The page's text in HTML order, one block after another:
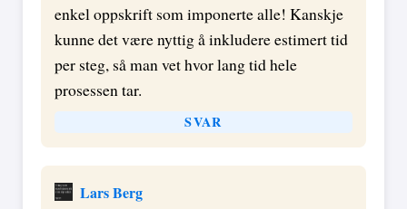
enkel oppskrift som imponerte alle! Kanskje
kunne det være nyttig å inkludere estimert tid
per steg, så man vet hvor lang tid hele
prosessen tar.
SVAR
Lars Berg